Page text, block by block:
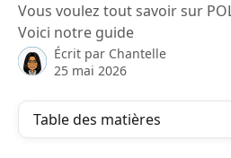
Vous voulez tout savoir sur
Voici notre guide
Écrit par Chantelle
25 mai 2026
Table des matières